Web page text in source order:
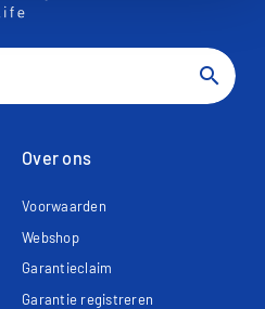
search
Over ons
Voorwaarden
Webshop
Garantieclaim
Garantie registreren